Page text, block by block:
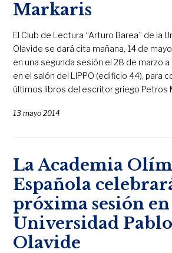
Markaris
El Club de Lectura “Arturo Barea” de la
Olavide se dará cita mañana, 14 de
en una segunda sesión el 28 de marzo a
en el salón del LIPPO (edificio 44), para
últimos libros del escritor griego Petros
13 mayo 2014
La Academia
Española
próxima sesión
Universidad
Olavide